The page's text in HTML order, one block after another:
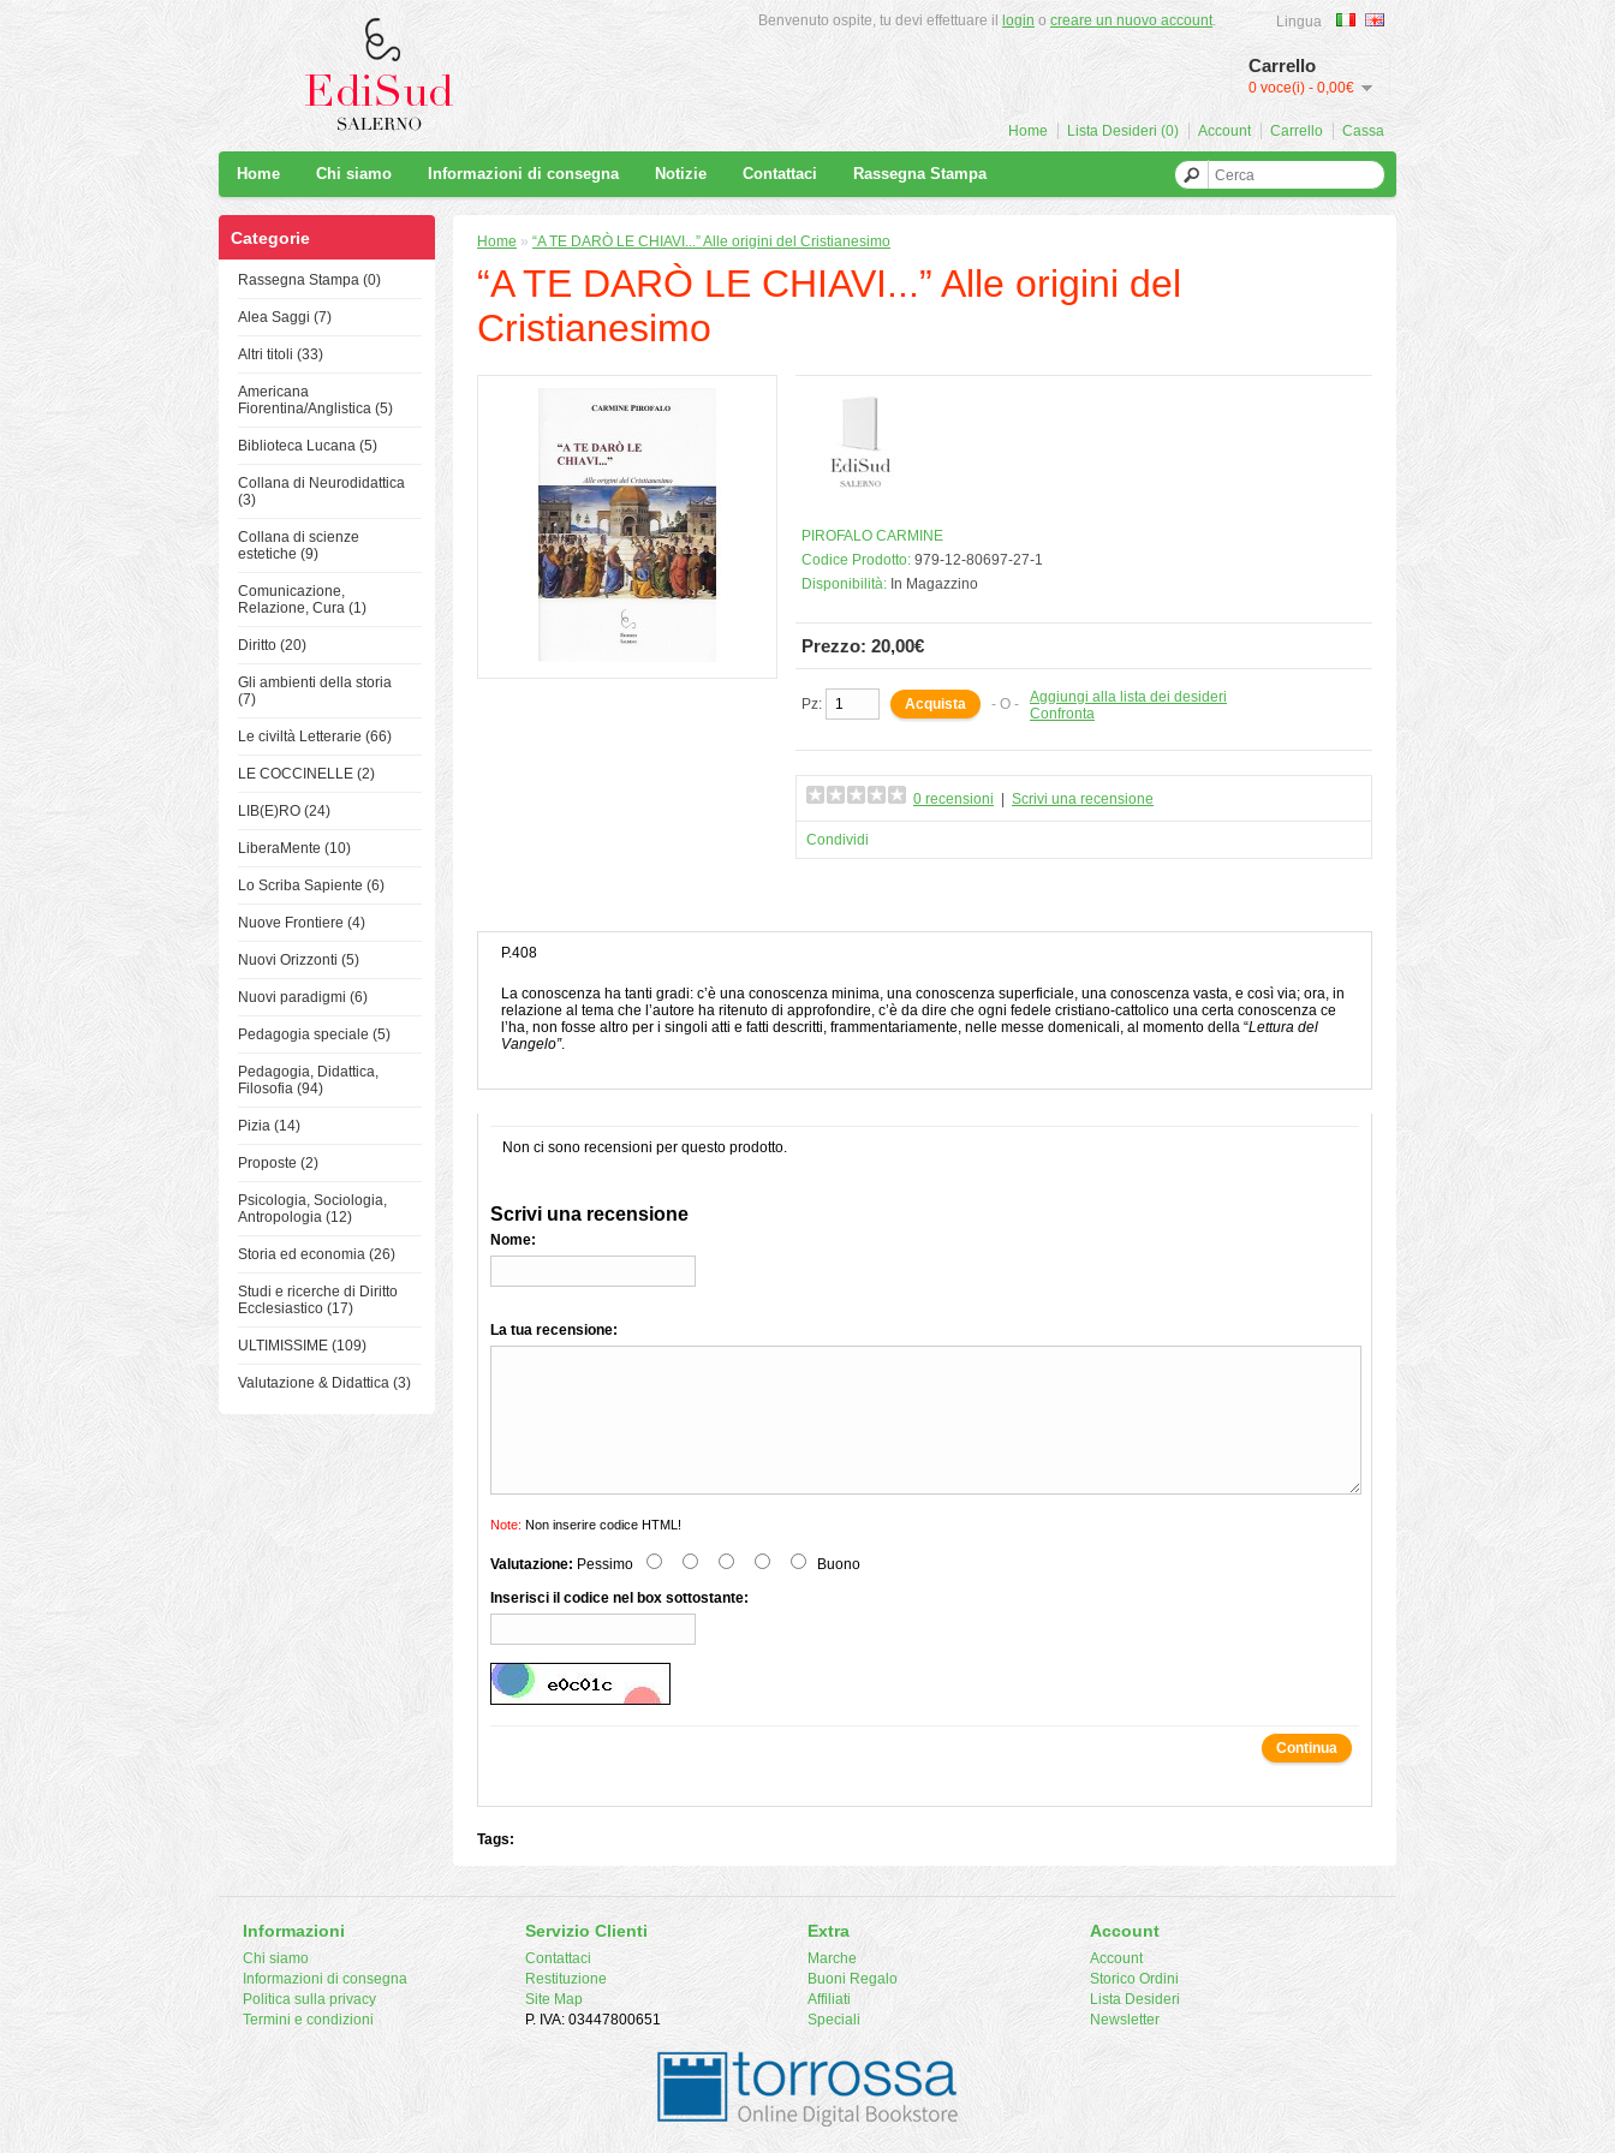
Lingua
Carrello
0 voce(i) - 0,00€
Benvenuto ospite, tu devi effettuare il login o creare un nuovo account.
Home Lista Desideri (0) Account Carrello Cassa
Home Chi siamo Informazioni di consegna Notizie Contattaci Rassegna Stampa
Categorie
Rassegna Stampa (0)
Alea Saggi (7)
Altri titoli (33)
Americana
Fiorentina/Anglistica (5)
Biblioteca Lucana (5)
Collana di Neurodidattica
(3)
Collana di scienze
estetiche (9)
Comunicazione,
Relazione, Cura (1)
Diritto (20)
Gli ambienti della storia
(7)
Le civiltà Letterarie (66)
LE COCCINELLE (2)
LIB(E)RO (24)
LiberaMente (10)
Lo Scriba Sapiente (6)
Nuove Frontiere (4)
Nuovi Orizzonti (5)
Nuovi paradigmi (6)
Pedagogia speciale (5)
Pedagogia, Didattica,
Filosofia (94)
Pizia (14)
Proposte (2)
Psicologia, Sociologia,
Antropologia (12)
Storia ed economia (26)
Studi e ricerche di Diritto
Ecclesiastico (17)
ULTIMISSIME (109)
Valutazione & Didattica (3)
Home » “A TE DARÒ LE CHIAVI...” Alle origini del Cristianesimo
“A TE DARÒ LE CHIAVI...” Alle origini del
Cristianesimo
PIROFALO CARMINE
Codice Prodotto: 979-12-80697-27-1
Disponibilità: In Magazzino
Prezzo: 20,00€
Pz: - O -
Aggiungi alla lista dei desideri
Confronta
0 recensioni Scrivi una recensione
Condividi
P.408
La conoscenza ha tanti gradi: c’è una conoscenza minima, una conoscenza superficiale, una conoscenza vasta, e così via; ora, in
relazione al tema che l’autore ha ritenuto di approfondire, c’è da dire che ogni fedele cristiano-cattolico una certa conoscenza ce
l’ha, non fosse altro per i singoli atti e fatti descritti, frammentariamente, nelle messe domenicali, al momento della “Lettura del
Vangelo”.
Non ci sono recensioni per questo prodotto.
Scrivi una recensione
Nome:
La tua recensione:
Note: Non inserire codice HTML!
Valutazione: Pessimo
Buono
Inserisci il codice nel box sottostante:
Continua
Tags:
Informazioni
Chi siamo
Informazioni di consegna
Politica sulla privacy
Termini e condizioni
Servizio Clienti
Contattaci
Restituzione
Site Map
P. IVA: 03447800651
Extra
Marche
Buoni Regalo
Affiliati
Speciali
Account
Account
Storico Ordini
Lista Desideri
Newsletter